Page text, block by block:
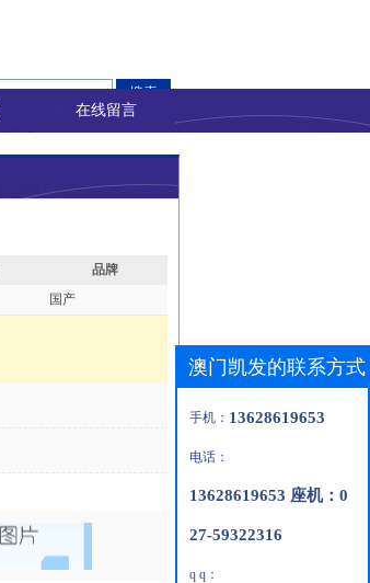
在线留言
品牌
国产
澳门凯发的联系方式
手机： 13628619653
电话：
13628619653 座机：0
27-59322316
q q：